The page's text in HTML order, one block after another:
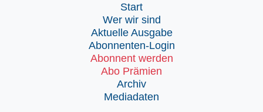
Start
Wer wir sind
Aktuelle Ausgabe
Abonnenten-Login
Abonnent werden
Abo Prämien
Archiv
Mediadaten